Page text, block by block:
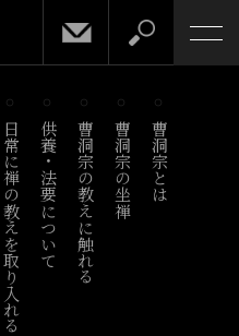
日常に禅の教えを取り入れる供養・法要について曹洞宗の教えに触れる 曹洞宗の坐禅 曹洞宗とは